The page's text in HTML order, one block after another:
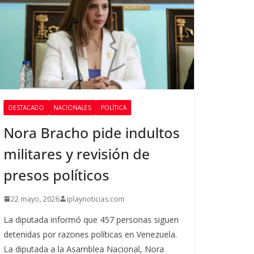
DESTACADO NACIONALES POLÍTICA
Nora Bracho pide indultos
militares y revisión de
presos políticos
22 mayo, 2026 iplaynoticias.com
La diputada informó que 457 personas siguen
detenidas por razones políticas en Venezuela.
La diputada a la Asamblea Nacional, Nora